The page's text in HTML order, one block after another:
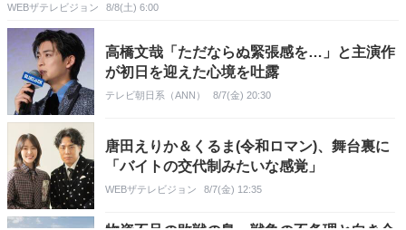
WEBザテレビジョン 8/8(土) 6:00
高橋文哉「ただならぬ緊張感を…」と主演作
が初日を迎えた心境を吐露
テレビ朝日系（ANN） 8/7(金) 20:30
唐田えりか＆くるま(令和ロマン)、舞台裏に
「バイトの交代制みたいな感覚」
WEBザテレビジョン 8/7(金) 12:35